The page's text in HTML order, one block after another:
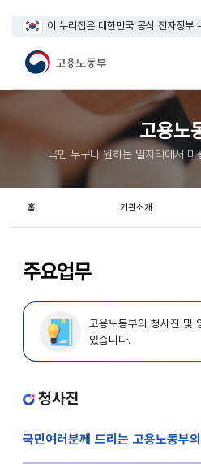
이 누리집은 대한민국 공식 전자정부
고용노
국민 누구나 원하는 일자리에서
주요업무
홈 기관소개
고용노동부의 청사진 및
있습니다.
청사진
국민여러분께 드리는 고용노동부